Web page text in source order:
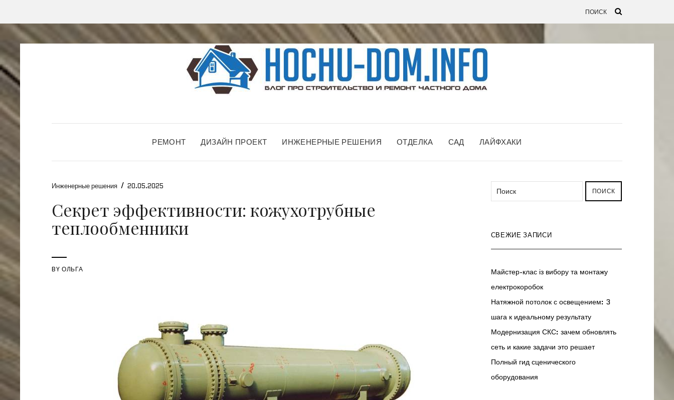
РЕМОНТ ДИЗАЙН ПРОЕКТ ИНЖЕНЕРНЫЕ РЕШЕНИЯ ОТДЕЛКА САД ЛАЙФХАКИ
Инженерные решения / 20.05.2025
Секрет эффективности: кожухотрубные
теплообменники
BYОЛЬГА
ПОИСК
СВЕЖИЕ ЗАПИСИ
Майстер-клас із вибору та монтажу
електрокоробок
Натяжной потолок с освещением: 3
шага к идеальному результату
Модернизация СКС: зачем обновлять
сеть и какие задачи это решает
Полный гид сценического
оборудования